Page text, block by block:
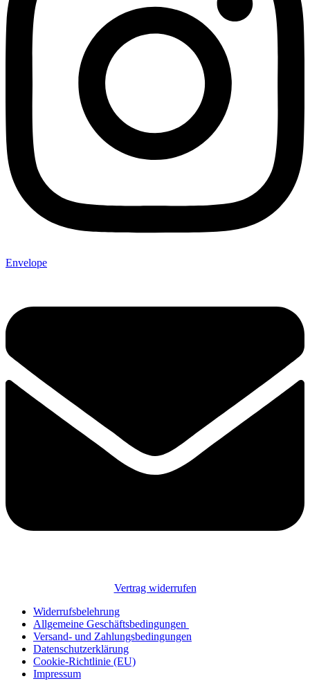
Envelope
Vertrag widerrufen
Widerrufsbelehrung
Allgemeine Geschäftsbedingungen
Versand- und Zahlungsbedingungen
Datenschutzerklärung
Cookie-Richtlinie (EU)
Impressum